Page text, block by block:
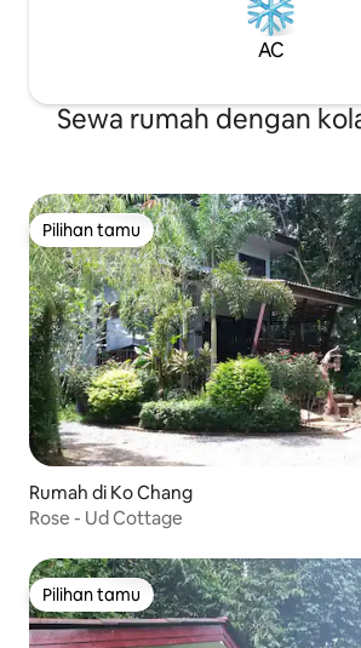
AC
Sewa rumah dengan
Pilihan tamu
Pilihan tamu
Rumah di Ko Chang
Rose - Ud Cottage
Pilihan tamu
Pilihan tamu